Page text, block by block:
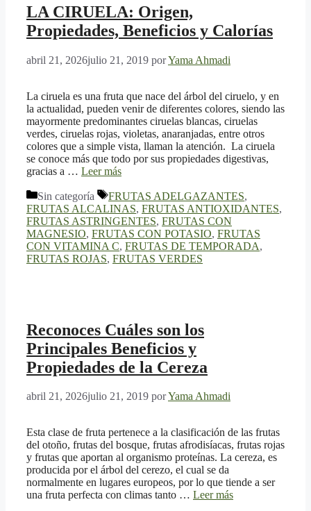
LA CIRUELA: Origen,
Propiedades, Beneficios y Calorías
abril 21, 2026julio 21, 2019 porYama Ahmadi
La ciruela es una fruta que nace del árbol del ciruelo, y en
la actualidad, pueden venir de diferentes colores, siendo las
mayormente predominantes ciruelas blancas, ciruelas
verdes, ciruelas rojas, violetas, anaranjadas, entre otros
colores que a simple vista, llaman la atención. La ciruela
se conoce más que todo por sus propiedades digestivas,
gracias a … Leer más
Categorías
Sin categoría Etiquetas
FRUTAS ADELGAZANTES,
FRUTAS ALCALINAS, FRUTAS ANTIOXIDANTES,
FRUTAS ASTRINGENTES, FRUTAS CON
MAGNESIO, FRUTAS CON POTASIO, FRUTAS
CON VITAMINA C, FRUTAS DE TEMPORADA,
FRUTAS ROJAS, FRUTAS VERDES
Reconoces Cuáles son los
Principales Beneficios y
Propiedades de la Cereza
abril 21, 2026julio 21, 2019 porYama Ahmadi
Esta clase de fruta pertenece a la clasificación de las frutas
del otoño, frutas del bosque, frutas afrodisíacas, frutas rojas
y frutas que aportan al organismo proteínas. La cereza, es
producida por el árbol del cerezo, el cual se da
normalmente en lugares europeos, por lo que tiende a ser
una fruta perfecta con climas tanto … Leer más